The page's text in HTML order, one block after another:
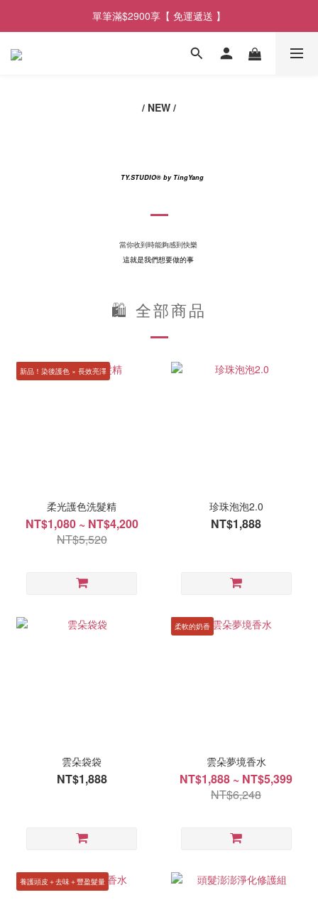
單筆滿$2900享【 免運遞送 】
單筆滿$2900享【 免運遞送 】
單筆滿$3300 贈【 漫日條紋浴巾 】
/ NEW /
TY.STUDIO® by TingYang
當你收到時能夠感到快樂
這就是我們想要做的事
🛍 全部商品
新品！染後護色 × 長效亮澤
柔光護色洗髮精
NT$1,080 ~ NT$4,200
NT$5,520
珍珠泡泡2.0
NT$1,888
雲朵袋袋
NT$1,888
柔軟的奶香
雲朵夢境香水
NT$1,888 ~ NT$5,399
NT$6,248
養護頭皮＋去味＋豐盈髮量